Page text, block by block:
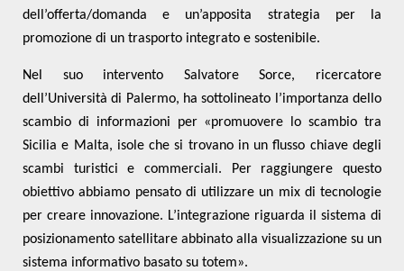
dell’offerta/domanda e un’apposita strategia per la
promozione di un trasporto integrato e sostenibile.
Nel suo intervento Salvatore Sorce, ricercatore
dell’Università di Palermo, ha sottolineato l’importanza dello
scambio di informazioni per «promuovere lo scambio tra
Sicilia e Malta, isole che si trovano in un flusso chiave degli
scambi turistici e commerciali. Per raggiungere questo
obiettivo abbiamo pensato di utilizzare un mix di tecnologie
per creare innovazione. L’integrazione riguarda il sistema di
posizionamento satellitare abbinato alla visualizzazione su un
sistema informativo basato su totem».